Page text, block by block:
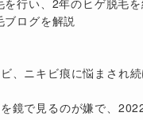
ログを解説
、ニキビ痕に悩まされ続
鏡で見るのが嫌で、